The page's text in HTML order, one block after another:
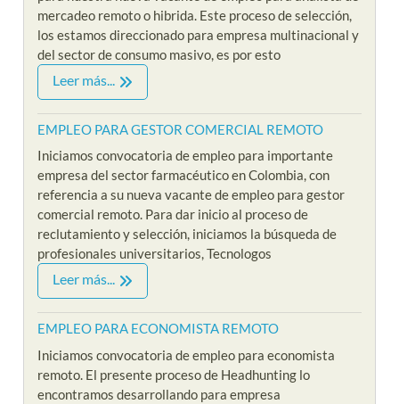
mercadeo remoto o hibrida. Este proceso de selección,
los estamos direccionado para empresa multinacional y
del sector de consumo masivo, es por esto
Leer más...
EMPLEO PARA GESTOR COMERCIAL REMOTO
Iniciamos convocatoria de empleo para importante
empresa del sector farmacéutico en Colombia, con
referencia a su nueva vacante de empleo para gestor
comercial remoto. Para dar inicio al proceso de
reclutamiento y selección, iniciamos la búsqueda de
profesionales universitarios, Tecnologos
Leer más...
EMPLEO PARA ECONOMISTA REMOTO
Iniciamos convocatoria de empleo para economista
remoto. El presente proceso de Headhunting lo
encontramos desarrollando para empresa